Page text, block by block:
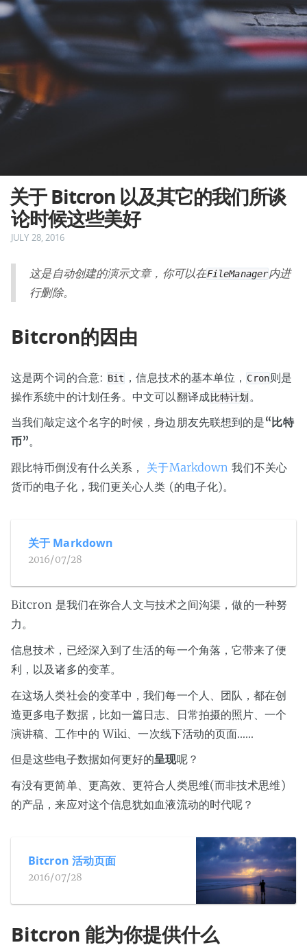
关于 Bitcron 以及其它的我们所谈
论时候这些美好
JULY 28, 2016
这是自动创建的演示文章，你可以在FileManager内进
行删除。
Bitcron的因由
这是两个词的合意: Bit ，信息技术的基本单位， Cron则是
操作系统中的计划任务。中文可以翻译成比特计划 。
当我们敲定这个名字的时候，身边朋友先联想到的是“比特
币”。
跟比特币倒没有什么关系， 关于Markdown 我们不关心
货币的电子化，我们更关心人类 (的电子化)。
关于 Markdown
2016/07/28
Bitcron 是我们在弥合人文与技术之间沟渠，做的一种努
力。
信息技术，已经深入到了生活的每一个角落，它带来了便
利，以及诸多的变革。
在这场人类社会的变革中，我们每一个人、团队，都在创
造更多电子数据，比如一篇日志、日常拍摄的照片、一个
演讲稿、工作中的 Wiki、一次线下活动的页面……
但是这些电子数据如何更好的呈现呢？
有没有更简单、更高效、更符合人类思维(而非技术思维)
的产品，来应对这个信息犹如血液流动的时代呢？
Bitcron 活动页面
2016/07/28
Bitcron 能为你提供什么